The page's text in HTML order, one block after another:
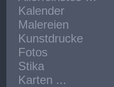
Kalender
Malereien
Kunstdrucke
Fotos
Stika
Karten ...